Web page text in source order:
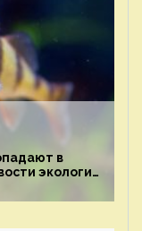
в
экологии